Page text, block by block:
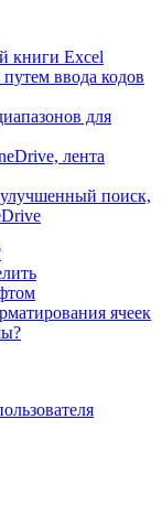
книги Excel
ввода кодов
для
лента
улучшенный поиск,
ячеек